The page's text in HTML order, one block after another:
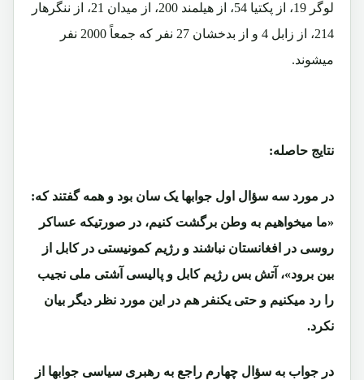
لوگر 19، از پکتیا 54، از هیلمند 200، از میدان 21، از ننگرهار
214، از زابل 4 و از بدخشان 27 نفر که جمعاً 2000 نفر
میشوند.
نتایج حاصله:
در مورد سه سؤال اول جوابها یک سان بود و همه گفتند که:
«ما میخواهیم به وطن برگشت کنیم، در صورتیکه عساکر
روسی در افغانستان نباشند و رژیم کمونیستی در کابل از
بین برود»، آتش بس رژیم کابل و پالیسی آشتی ملی نجیب
را رد میکنیم و حتی یکنفر هم در این مورد نظر دیگر بیان
نکرد.
در جواب به سؤال چهارم راجع به رهبری سیاسی جوابها از